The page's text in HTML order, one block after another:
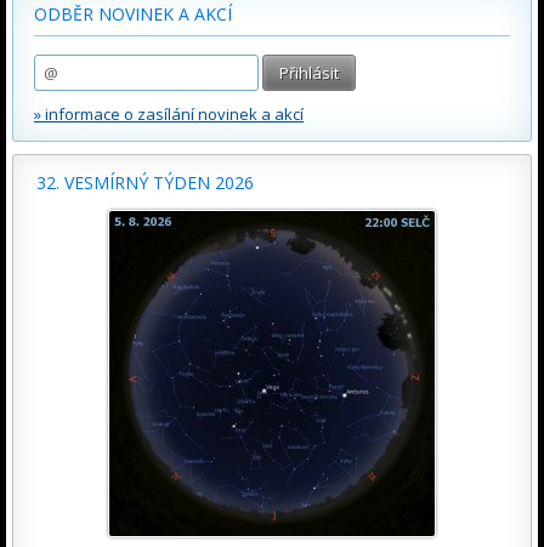
ODBĚR NOVINEK A AKCÍ
» informace o zasílání novinek a akcí
32. VESMÍRNÝ TÝDEN 2026